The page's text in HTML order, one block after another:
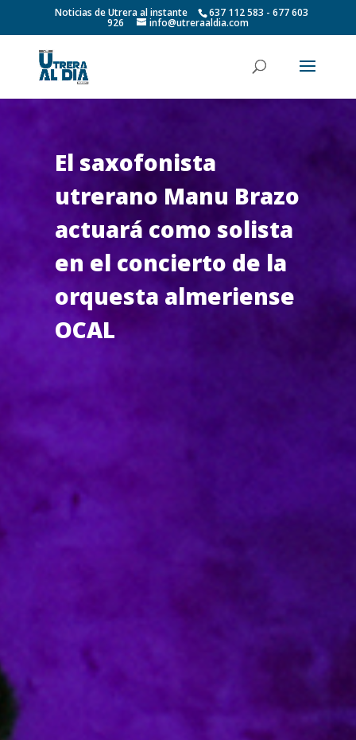
Noticias de Utrera al instante 637 112 583 - 677 603
926 info@utreraaldia.com
El saxofonista
utrerano Manu Brazo
actuará como solista
en el concierto de la
orquesta almeriense
OCAL